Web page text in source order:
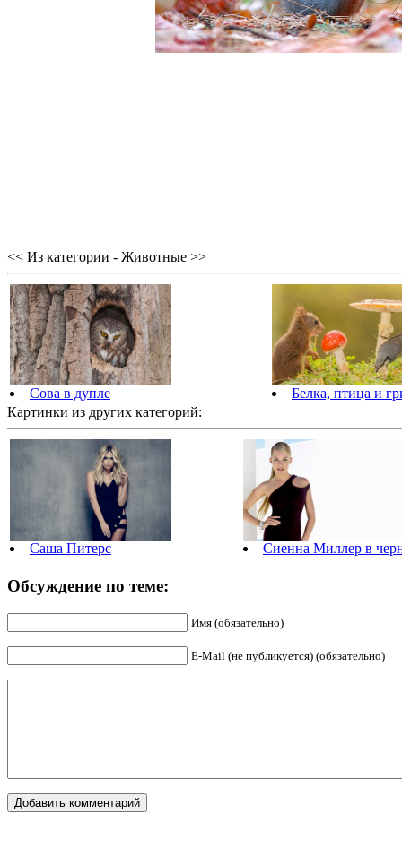
<< Из категории - Животные >>
Сова в дупле
Белка, птица и
Картинки из других категорий:
Саша Питерс Сиенна Миллер в
Обсуждение по теме:
Имя (обязательно)
E-Mail (не публикуется) (обязательно)